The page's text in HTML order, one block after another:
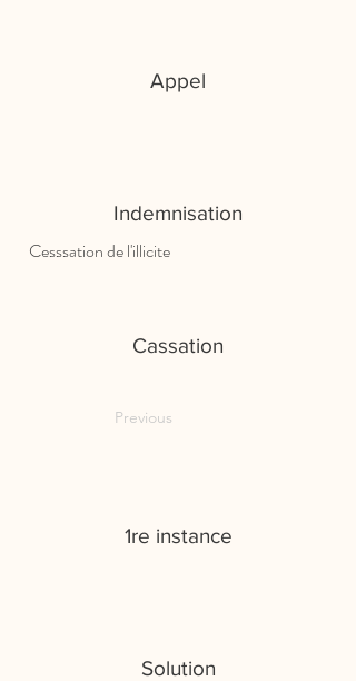
Appel
Indemnisation
Cesssation de l'illicite
Cassation
Previous
1re instance
Solution